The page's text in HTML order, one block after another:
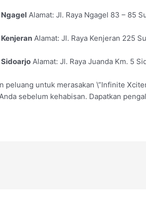
Alamat: Jl. Raya Ngagel 83 – 85
Alamat: Jl. Raya Kenjeran 225
Alamat: Jl. Raya Juanda Km. 5
peluang untuk merasakan \”Infinite
sebelum kehabisan. Dapatkan